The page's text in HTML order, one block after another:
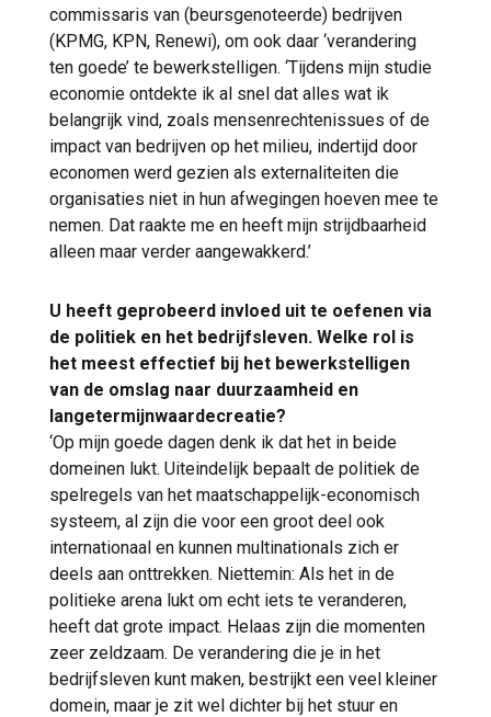
commissaris van (beursgenoteerde) bedrijven
(KPMG, KPN, Renewi), om ook daar ‘verandering
ten goede’ te bewerkstelligen. ‘Tijdens mijn studie
economie ontdekte ik al snel dat alles wat ik
belangrijk vind, zoals mensenrechtenissues of de
impact van bedrijven op het milieu, indertijd door
economen werd gezien als externaliteiten die
organisaties niet in hun afwegingen hoeven mee te
nemen. Dat raakte me en heeft mijn strijdbaarheid
alleen maar verder aangewakkerd.’
U heeft geprobeerd invloed uit te oefenen via
de politiek en het bedrijfsleven. Welke rol is
het meest effectief bij het bewerkstelligen
van de omslag naar duurzaamheid en
langetermijnwaardecreatie?
‘Op mijn goede dagen denk ik dat het in beide
domeinen lukt. Uiteindelijk bepaalt de politiek de
spelregels van het maatschappelijk-economisch
systeem, al zijn die voor een groot deel ook
internationaal en kunnen multinationals zich er
deels aan onttrekken. Niettemin: Als het in de
politieke arena lukt om echt iets te veranderen,
heeft dat grote impact. Helaas zijn die momenten
zeer zeldzaam. De verandering die je in het
bedrijfsleven kunt maken, bestrijkt een veel kleiner
domein, maar je zit wel dichter bij het stuur en